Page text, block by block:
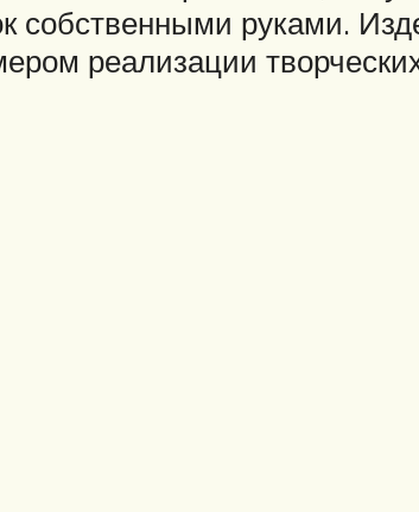
собственными руками.
реализации